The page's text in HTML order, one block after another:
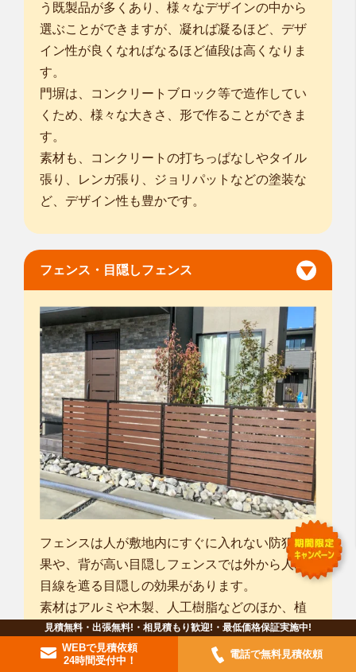
う既製品が多くあり、様々なデザインの中から
選ぶことができますが、凝れば凝るほど、デザ
イン性が良くなればなるほど値段は高くなりま
す。
門塀は、コンクリートブロック等で造作してい
くため、様々な大きさ、形で作ることができま
す。
素材も、コンクリートの打ちっぱなしやタイル
張り、レンガ張り、ジョリパットなどの塗装な
ど、デザイン性も豊かです。
フェンス・目隠しフェンス
フェンスは人が敷地内にすぐに入れない防犯効
果や、背が高い目隠しフェンスでは外から人の
目線を遮る目隠しの効果があります。
素材はアルミや木製、人工樹脂などのほか、植
栽で行う生垣やブロック塀などがあります。
下にブロック塀などを配置し、上にアルミ製の
見積無料・出張無料!・相見積もり歓迎!・最低価格保証実施中!
WEBで見積依頼
24時間受付中！
電話で無料見積依頼